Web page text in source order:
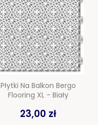
Płytki Na Balkon Bergo
Flooring XL - Biały
23,00 zł